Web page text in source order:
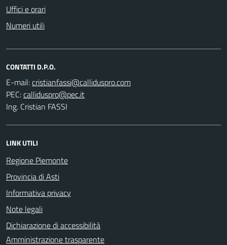
Uffici e orari
Numeri utili
CONTATTI D.P.O.
E-mail:
PEC:
Ing. Cristian FASSI
LINK UTILI
Regione Piemonte
Provincia di Asti
Informativa privacy
Note legali
Dichiarazione di accessibilità
Amministrazione trasparente